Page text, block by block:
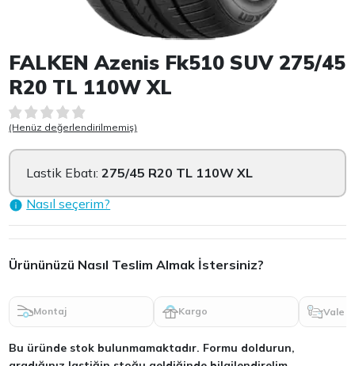
Item 1 of 1
FALKEN Azenis Fk510 SUV 275/45
R20 TL 110W XL
(Henüz değerlendirilmemiş)
Lastik Ebatı:275/45 R20 TL 110W XL
Nasıl seçerim?
Ürününüzü Nasıl Teslim Almak İstersiniz?
Montaj Kargo Vale
Bu üründe stok bulunmamaktadır. Formu doldurun,